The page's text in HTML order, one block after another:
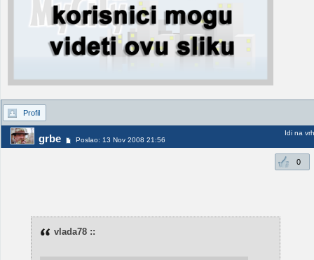
Profil
grbe Poslao: 13 Nov 2008 21:56
Idi na vrh
0
vlada78 ::